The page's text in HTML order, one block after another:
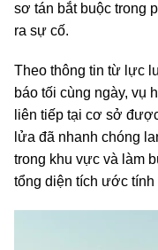
sơ tán bắt buộc trong
ra sự cố.
Theo thông tin từ lực
báo tối cùng ngày, vụ
liên tiếp tại cơ sở
lửa đã nhanh chóng
trong khu vực và làm
tổng diện tích ước tính